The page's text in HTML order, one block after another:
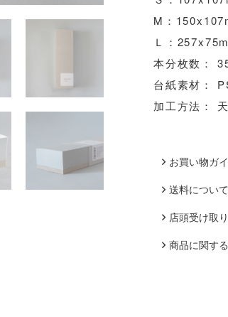
M：
Ｌ：
本分枚数：
台紙素材：
加工方法：
お買い物ガ
送料について
店頭受け取
商品に関す